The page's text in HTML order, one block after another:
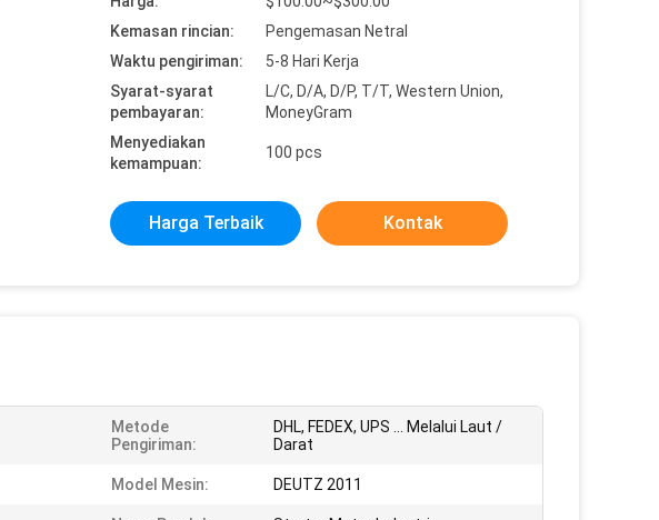
Kemasan rincian:
Pengemasan Netral
Waktu pengiriman:
5-8 Hari Kerja
Syarat-syarat
pembayaran:
L/C, D/A, D/P, T/T, Western Union,
MoneyGram
Menyediakan
kemampuan:
100 pcs
Harga Terbaik Kontak
Metode
Pengiriman:
DHL, FEDEX, UPS ... Melalui Laut /
Darat
Model Mesin: DEUTZ 2011